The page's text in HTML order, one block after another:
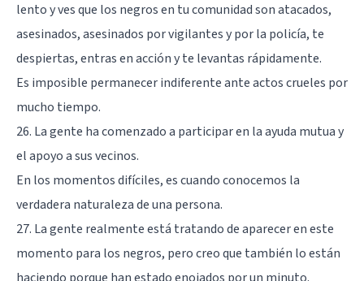
lento y ves que los negros en tu comunidad son atacados,
asesinados, asesinados por vigilantes y por la policía, te
despiertas, entras en acción y te levantas rápidamente.
Es imposible permanecer indiferente ante actos crueles por
mucho tiempo.
26. La gente ha comenzado a participar en la ayuda mutua y
el apoyo a sus vecinos.
En los momentos difíciles, es cuando conocemos la
verdadera naturaleza de una persona.
27. La gente realmente está tratando de aparecer en este
momento para los negros, pero creo que también lo están